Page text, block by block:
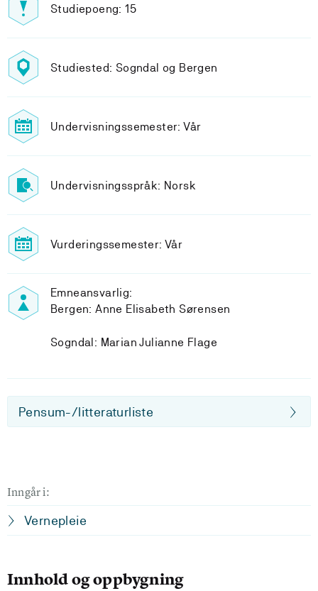
Studiepoeng: 15
Studiested: Sogndal og Bergen
Undervisningssemester: Vår
Undervisningsspråk: Norsk
Vurderingssemester: Vår
Emneansvarlig:
Bergen: Anne Elisabeth Sørensen
Sogndal: Marian Julianne Flage
Pensum-/litteraturliste
Inngår i:
Vernepleie
Innhold og oppbygning